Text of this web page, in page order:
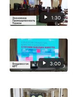
1:30
3:00